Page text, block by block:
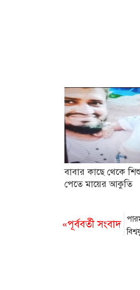
বাবার কাছে থেকে
পেতে মায়ের আকুতি
«পূর্ববর্তী সংবাদ